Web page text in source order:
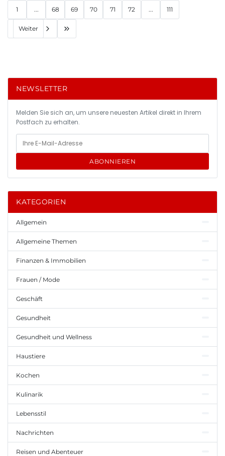
1 ... 68 69 70 71 72 ... 111
Weiter
NEWSLETTER
Melden Sie sich an, um unsere neuesten Artikel direkt in Ihrem
Postfach zu erhalten.
ABONNIEREN
KATEGORIEN
Allgemein
Allgemeine Themen
Finanzen & Immobilien
Frauen / Mode
Geschäft
Gesundheit
Gesundheit und Wellness
Haustiere
Kochen
Kulinarik
Lebensstil
Nachrichten
Reisen und Abenteuer